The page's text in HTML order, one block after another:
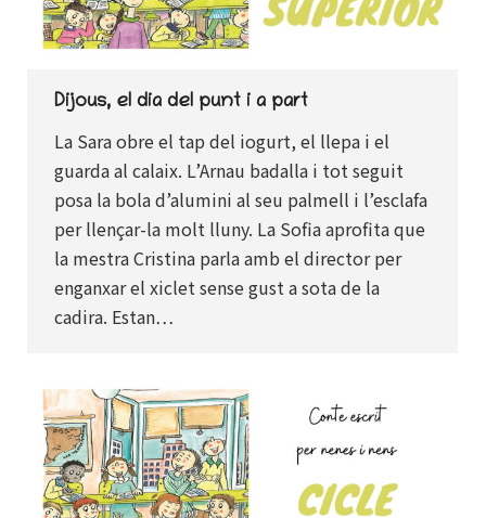
Dijous, el dia del punt i a part
La Sara obre el tap del iogurt, el llepa i el
guarda al calaix. L’Arnau badalla i tot seguit
posa la bola d’alumini al seu palmell i l’esclafa
per llençar-la molt lluny. La Sofia aprofita que
la mestra Cristina parla amb el director per
enganxar el xiclet sense gust a sota de la
cadira. Estan…